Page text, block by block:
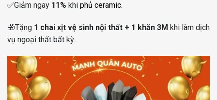
✅Giảm ngay 11% khi phủ ceramic.
🎁Tặng 1 chai xịt vệ sinh nội thất + 1 khăn 3M khi làm dịch
vụ ngoại thất bất kỳ.